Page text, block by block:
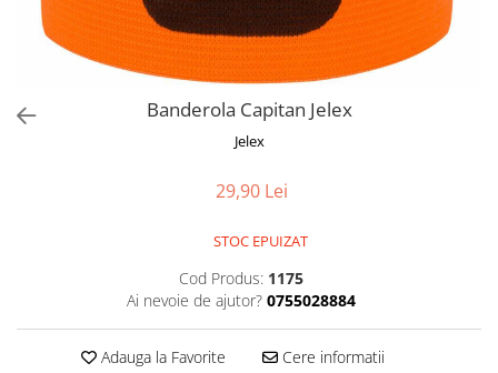
Banderola Capitan Jelex
Jelex
29,90 Lei
STOC EPUIZAT
Cod Produs: 1175
Ai nevoie de ajutor? 0755028884
Adauga la Favorite Cere informatii